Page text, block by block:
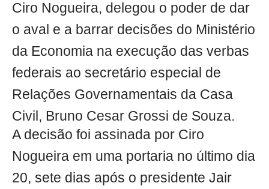
Ciro Nogueira, delegou o poder de dar
o aval e a barrar decisões do Ministério
da Economia na execução das verbas
federais ao secretário especial de
Relações Governamentais da Casa
Civil, Bruno Cesar Grossi de Souza.
A decisão foi assinada por Ciro
Nogueira em uma portaria no último dia
20, sete dias após o presidente Jair